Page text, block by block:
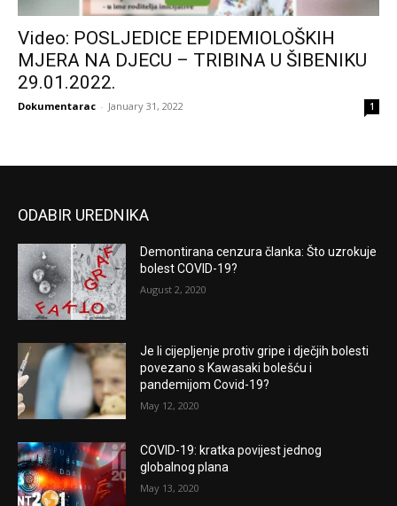
Video: POSLJEDICE EPIDEMIOLOŠKIH
MJERA NA DJECU – TRIBINA U ŠIBENIKU
29.01.2022.
Dokumentarac - January 31, 2022 1
ODABIR UREDNIKA
Demontirana cenzura članka: Što uzrokuje
bolest COVID-19?
August 2, 2020
Je li cijepljenje protiv gripe i dječjih bolesti
povezano s Kawasaki bolešću i
pandemijom Covid-19?
May 12, 2020
COVID-19: kratka povijest jednog
globalnog plana
May 13, 2020